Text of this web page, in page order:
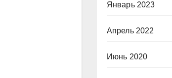
Январь 2023
Апрель 2022
Июнь 2020